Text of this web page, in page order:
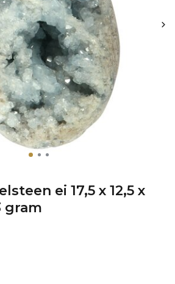
ei 17,5 x 12,5 x
gram